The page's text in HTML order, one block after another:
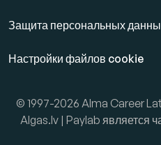
Защита персональных
Настройки файлов cookie
© 1997-2026 Alma Career
Algas.lv | Paylab является